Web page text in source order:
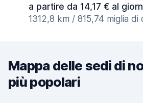
a partire da 14,17 € al
1312,8 km / 815,74 miglia di
Mappa delle sedi di
più popolari